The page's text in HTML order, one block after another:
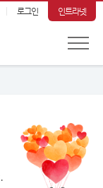
로그인 인트라넷